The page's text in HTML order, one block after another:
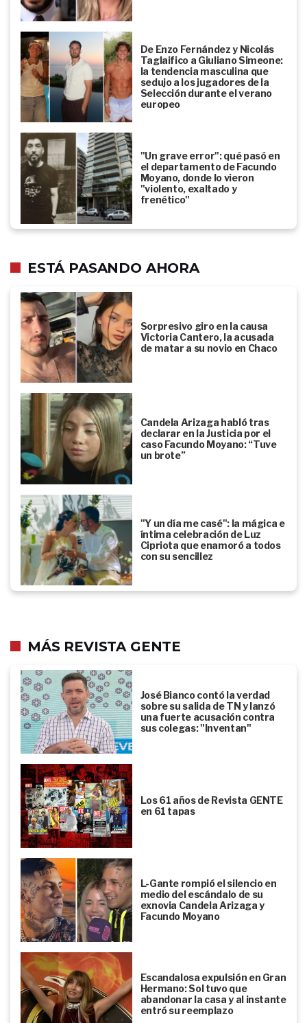
De Enzo Fernández y Nicolás
Taglaifico a Giuliano Simeone:
la tendencia masculina que
sedujo a los jugadores de la
Selección durante el verano
europeo
"Un grave error": qué pasó en
el departamento de Facundo
Moyano, donde lo vieron
"violento, exaltado y
frenético"
ESTÁ PASANDO AHORA
Sorpresivo giro en la causa
Victoria Cantero, la acusada
de matar a su novio en Chaco
Candela Arizaga habló tras
declarar en la Justicia por el
caso Facundo Moyano: “Tuve
un brote”
"Y un día me casé": la mágica e
íntima celebración de Luz
Cipriota que enamoró a todos
con su sencillez
MÁS REVISTA GENTE
José Bianco contó la verdad
sobre su salida de TN y lanzó
una fuerte acusación contra
sus colegas: "Inventan"
Los 61 años de Revista GENTE
en 61 tapas
L-Gante rompió el silencio en
medio del escándalo de su
exnovia Candela Arizaga y
Facundo Moyano
Escandalosa expulsión en Gran
Hermano: Sol tuvo que
abandonar la casa y al instante
entró su reemplazo